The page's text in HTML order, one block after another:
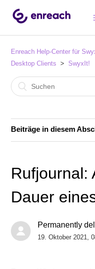
Enreach Help-Center für
Desktop Clients
SwyxIt!
Beiträge in diesem
Auf neu aufgesetzten
Anmeldung an
SwyxIt! und Surface
Rufjournal:
Dauer
Permanently
19. Oktober 2021,